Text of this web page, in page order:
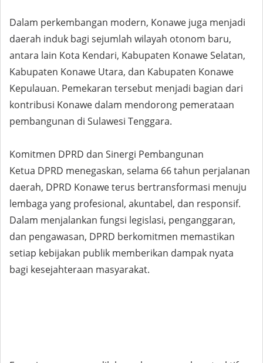
Dalam perkembangan modern, Konawe juga menjadi
daerah induk bagi sejumlah wilayah otonom baru,
antara lain Kota Kendari, Kabupaten Konawe Selatan,
Kabupaten Konawe Utara, dan Kabupaten Konawe
Kepulauan. Pemekaran tersebut menjadi bagian dari
kontribusi Konawe dalam mendorong pemerataan
pembangunan di Sulawesi Tenggara.
Komitmen DPRD dan Sinergi Pembangunan
Ketua DPRD menegaskan, selama 66 tahun perjalanan
daerah, DPRD Konawe terus bertransformasi menuju
lembaga yang profesional, akuntabel, dan responsif.
Dalam menjalankan fungsi legislasi, penganggaran,
dan pengawasan, DPRD berkomitmen memastikan
setiap kebijakan publik memberikan dampak nyata
bagi kesejahteraan masyarakat.